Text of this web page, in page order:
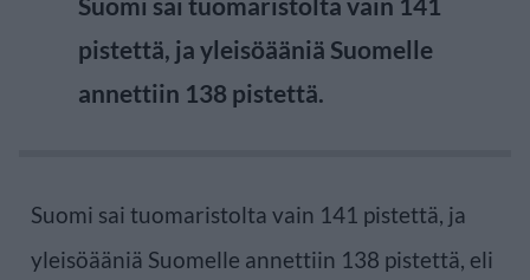
pistettä, ja yleisöääniä Suomelle
annettiin 138 pistettä.
Suomi sai tuomaristolta vain 141 pistettä, ja
yleisöääniä Suomelle annettiin 138 pistettä, eli